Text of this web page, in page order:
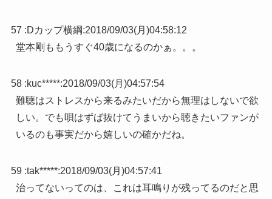
57 :Dカップ横綱:2018/09/03(月)04:58:12
堂本剛ももうすぐ40歳になるのかぁ。。。
58 :kuc*****:2018/09/03(月)04:57:54
難聴はストレスから来るみたいだから無理はしないで欲
しい。でも唄はずば抜けてうまいから聴きたいファンが
いるのも事実だから嬉しいの確かだね。
59 :tak*****:2018/09/03(月)04:57:41
治ってないってのは、これは耳鳴りが残ってるのだと思